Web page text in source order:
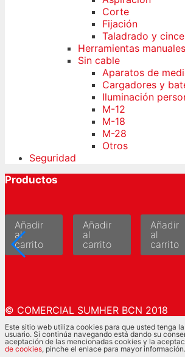
Corte
Fijación
Taladrado y
Herramientas manuales
Sin cable
Aparatos de
Cargadores y
Iluminación
M-12
M-18
M-28
Otros
Seguridad
Productos
Añadir
al
carrito
Añadir
al
carrito
Añadir
al
carrito
© COMERCIAL SUMHER BCN 2018
Este sitio web utiliza cookies para que usted tenga
usuario. Si continúa navegando está dando su
aceptación de las mencionadas cookies y la
de cookies, pinche el enlace para mayor información.